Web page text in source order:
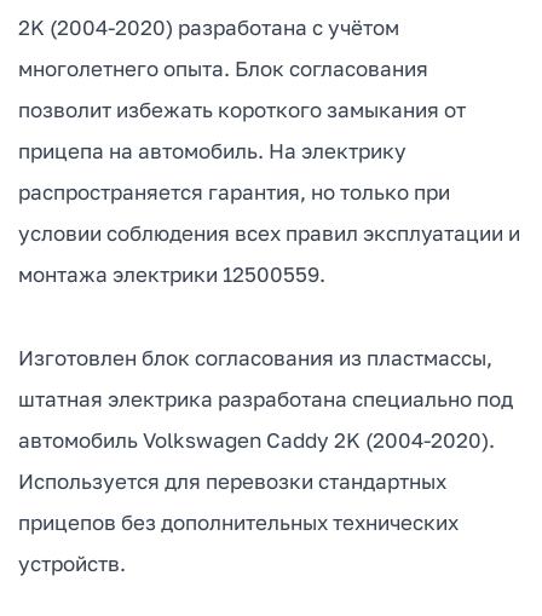
2K (2004-2020) разработана с учётом
многолетнего опыта. Блок согласования
позволит избежать короткого замыкания от
прицепа на автомобиль. На электрику
распространяется гарантия, но только при
условии соблюдения всех правил эксплуатации и
монтажа электрики 12500559.
Изготовлен блок согласования из пластмассы,
штатная электрика разработана специально под
автомобиль Volkswagen Caddy 2K (2004-2020).
Используется для перевозки стандартных
прицепов без дополнительных технических
устройств.